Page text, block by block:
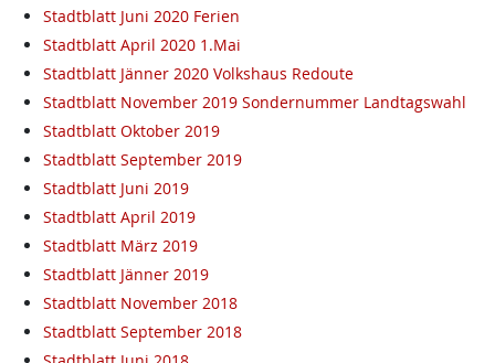
Stadtblatt Juni 2020 Ferien
Stadtblatt April 2020 1.Mai
Stadtblatt Jänner 2020 Volkshaus Redoute
Stadtblatt November 2019 Sondernummer Landtagswahl
Stadtblatt Oktober 2019
Stadtblatt September 2019
Stadtblatt Juni 2019
Stadtblatt April 2019
Stadtblatt März 2019
Stadtblatt Jänner 2019
Stadtblatt November 2018
Stadtblatt September 2018